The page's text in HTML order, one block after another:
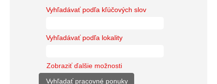
Vyhľadávať podľa kľúčových slov
Vyhľadávať podľa lokality
Zobraziť ďalšie možnosti